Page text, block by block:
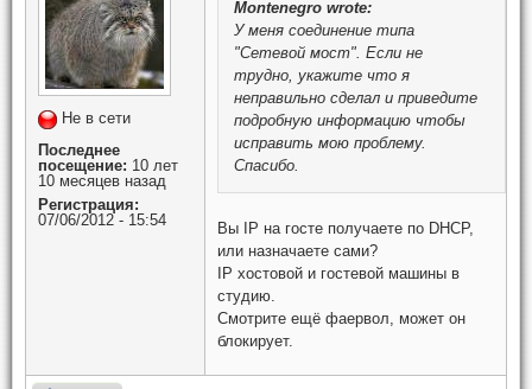
Не в сети
Последнее
посещение: 10 лет
10 месяцев назад
Регистрация:
07/06/2012 - 15:54
Montenegro wrote:
У меня соединение типа
"Сетевой мост". Если не
трудно, укажите что я
неправильно сделал и приведите
подробную информацию чтобы
исправить мою проблему.
Спасибо.
Вы IP на госте получаете по DHCP,
или назначаете сами?
IP хостовой и гостевой машины в
студию.
Смотрите ещё фаервол, может он
блокирует.